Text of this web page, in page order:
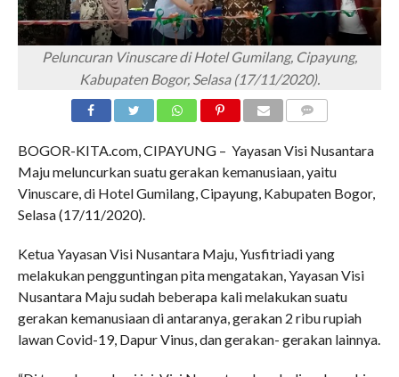
Peluncuran Vinuscare di Hotel Gumilang, Cipayung,
Kabupaten Bogor, Selasa (17/11/2020).
BOGOR-KITA.com, CIPAYUNG – Yayasan Visi Nusantara
Maju meluncurkan suatu gerakan kemanusiaan, yaitu
Vinuscare, di Hotel Gumilang, Cipayung, Kabupaten Bogor,
Selasa (17/11/2020).
Ketua Yayasan Visi Nusantara Maju, Yusfitriadi yang
melakukan pengguntingan pita mengatakan, Yayasan Visi
Nusantara Maju sudah beberapa kali melakukan suatu
gerakan kemanusiaan di antaranya, gerakan 2 ribu rupiah
lawan Covid-19, Dapur Vinus, dan gerakan- gerakan lainnya.